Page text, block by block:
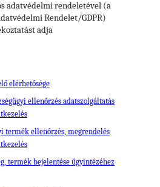
adatvédelmi rendeletével (a
Rendelet/GDPR)
adja
elérhetősége
ellenőrzés adatszolgáltatás
termék ellenőrzés, megrendelés
termék bejelentése ügyintézéhez